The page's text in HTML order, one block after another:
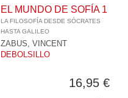
EL MUNDO DE SOFÍA 1
LA FILOSOFÍA DESDE SÓCRATES
HASTA GALILEO
ZABUS, VINCENT
DEBOLSILLO
16,95 €